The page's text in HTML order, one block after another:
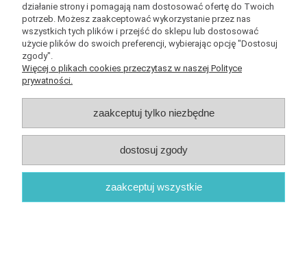
Mars Exploration Society - czarna bluza
damska z kapturem
179,00 zł
do koszyka
działanie strony i pomagają nam dostosować ofertę do Twoich
potrzeb. Możesz zaakceptować wykorzystanie przez nas
wszystkich tych plików i przejść do sklepu lub dostosować
użycie plików do swoich preferencji, wybierając opcję "Dostosuj
zgody".
Więcej o plikach cookies przeczytasz w naszej Polityce
prywatności.
zaakceptuj tylko niezbędne
dostosuj zgody
zaakceptuj wszystkie